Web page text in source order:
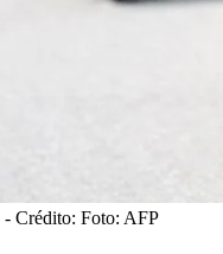
- Crédito: Foto: AFP